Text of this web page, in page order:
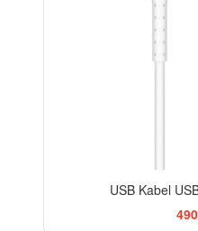
USB Kabel